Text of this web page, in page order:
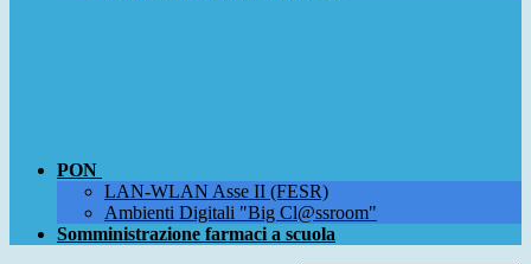
PON
LAN-WLAN Asse II (FESR)
Ambienti Digitali "Big Cl@ssroom"
Somministrazione farmaci a scuola